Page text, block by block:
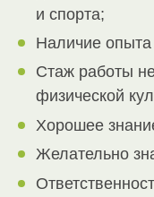
и спорта;
Наличие опыта
Стаж работы
физической
Хорошее
Желательно